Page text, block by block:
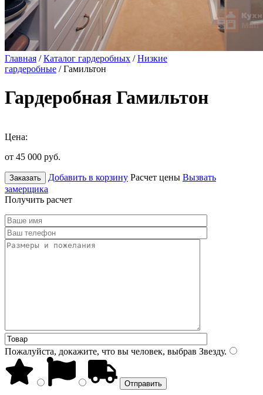
Главная /Каталог гардеробных /Низкие
гардеробные / Гамильтон
Гардеробная Гамильтон
Цена:
от 45 000 руб.
Заказать Добавить в корзину Расчет цены Вызвать
замерщика
Получить расчет
Пожалуйста, докажите, что вы человек, выбрав Звезду.